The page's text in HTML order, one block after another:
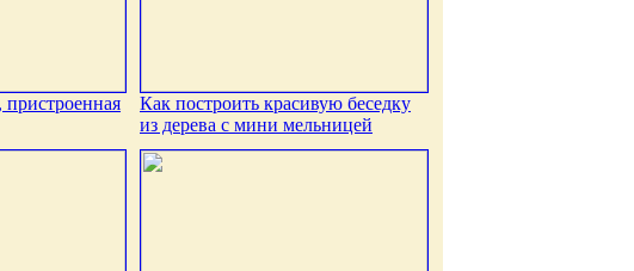
пристроенная
Как построить красивую беседку
из дерева с мини мельницей